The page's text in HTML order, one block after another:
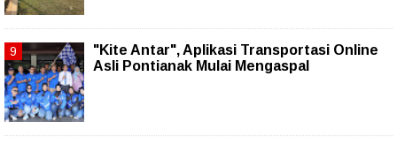
"Kite Antar", Aplikasi Transportasi Online
Asli Pontianak Mulai Mengaspal